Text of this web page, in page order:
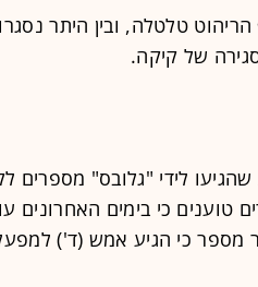
של קיקה.
שהגיעו לידי "גלובס"
טוענים כי בימים האחרונים
מספר כי הגיע אמש (ד')